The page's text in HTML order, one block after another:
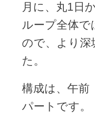
月に、丸1日
ループ全体
ので、より
た。
構成は、午前
パートです。